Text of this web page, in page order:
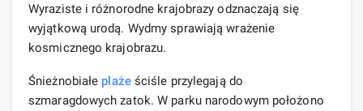
Wyraziste i różnorodne krajobrazy odznaczają się
wyjątkową urodą. Wydmy sprawiają wrażenie
kosmicznego krajobrazu.
Śnieżnobiałe plażeściśle przylegają do
szmaragdowych zatok. W parku narodowym położono